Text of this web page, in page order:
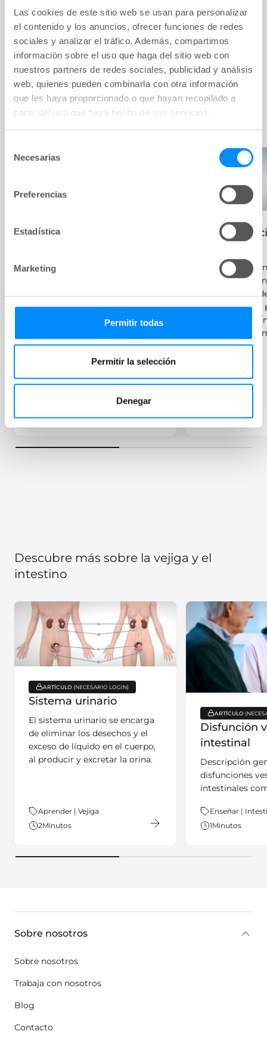
Las cookies de este sitio web se usan para personalizar
el contenido y los anuncios, ofrecer funciones de redes
sociales y analizar el tráfico. Además, compartimos
información sobre el uso que haga del sitio web con
nuestros partners de redes sociales, publicidad y análisis
web, quienes pueden combinarla con otra información
que les haya proporcionado o que hayan recopilado a
partir del uso que haya hecho de sus servicios.
Necesarias
Preferencias
Estadística
Marketing
Permitir todas
Permitir la selección
Denegar
En las siguientes páginas hemos reunido
información útil para ayudarte a entender
las razones detrás de los problemas de
incontinencia, y lo que puedes hacer para
recuperar el control.
La vejiga y su función
A veces, las personas que viven
con una afección o lesión grave
pueden experimentar
parte de su afección. En esta
sección, observamos diferentes
condiciones y su efecto
potencial en la vejiga.
¿Cómo
Obtenga más
sobre el
para
pueden ocurrir
el intestino y
fugas y
Descubre más sobre la vejiga y el
intestino
Sistema urinario
key:global.content-type:
ARTÍCULO
El sistema urinario se encarga
de eliminar los desechos y el
exceso de líquido en el cuerpo,
al producir y excretar la orina.
Tema:
Aprender | Vejiga
2Minutos
Disfunción
intestinal
ARTÍCULO
Descripción
disfunciones
intestinales
Tema:
Enseñar |
1Minutos
Sobre nosotros
Sobre nosotros
Trabaja con nosotros
Blog
Contacto